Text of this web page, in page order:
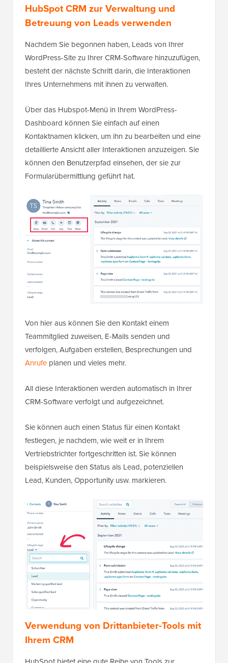
HubSpot CRM zur Verwaltung und
Betreuung von Leads verwenden
Nachdem Sie begonnen haben, Leads von Ihrer
WordPress-Site zu Ihrer CRM-Software hinzuzufügen,
besteht der nächste Schritt darin, die Interaktionen
Ihres Unternehmens mit ihnen zu verwalten.
Über das Hubspot-Menü in Ihrem WordPress-
Dashboard können Sie einfach auf einen
Kontaktnamen klicken, um ihn zu bearbeiten und eine
detaillierte Ansicht aller Interaktionen anzuzeigen. Sie
können den Benutzerpfad einsehen, der sie zur
Formularübermittlung geführt hat.
Von hier aus können Sie den Kontakt einem
Teammitglied zuweisen, E-Mails senden und
verfolgen, Aufgaben erstellen, Besprechungen und
Anrufe planen und vieles mehr.
All diese Interaktionen werden automatisch in Ihrer
CRM-Software verfolgt und aufgezeichnet.
Sie können auch einen Status für einen Kontakt
festlegen, je nachdem, wie weit er in Ihrem
Vertriebstrichter fortgeschritten ist. Sie können
beispielsweise den Status als Lead, potenziellen
Lead, Kunden, Opportunity usw. markieren.
Verwendung von Drittanbieter-Tools mit
Ihrem CRM